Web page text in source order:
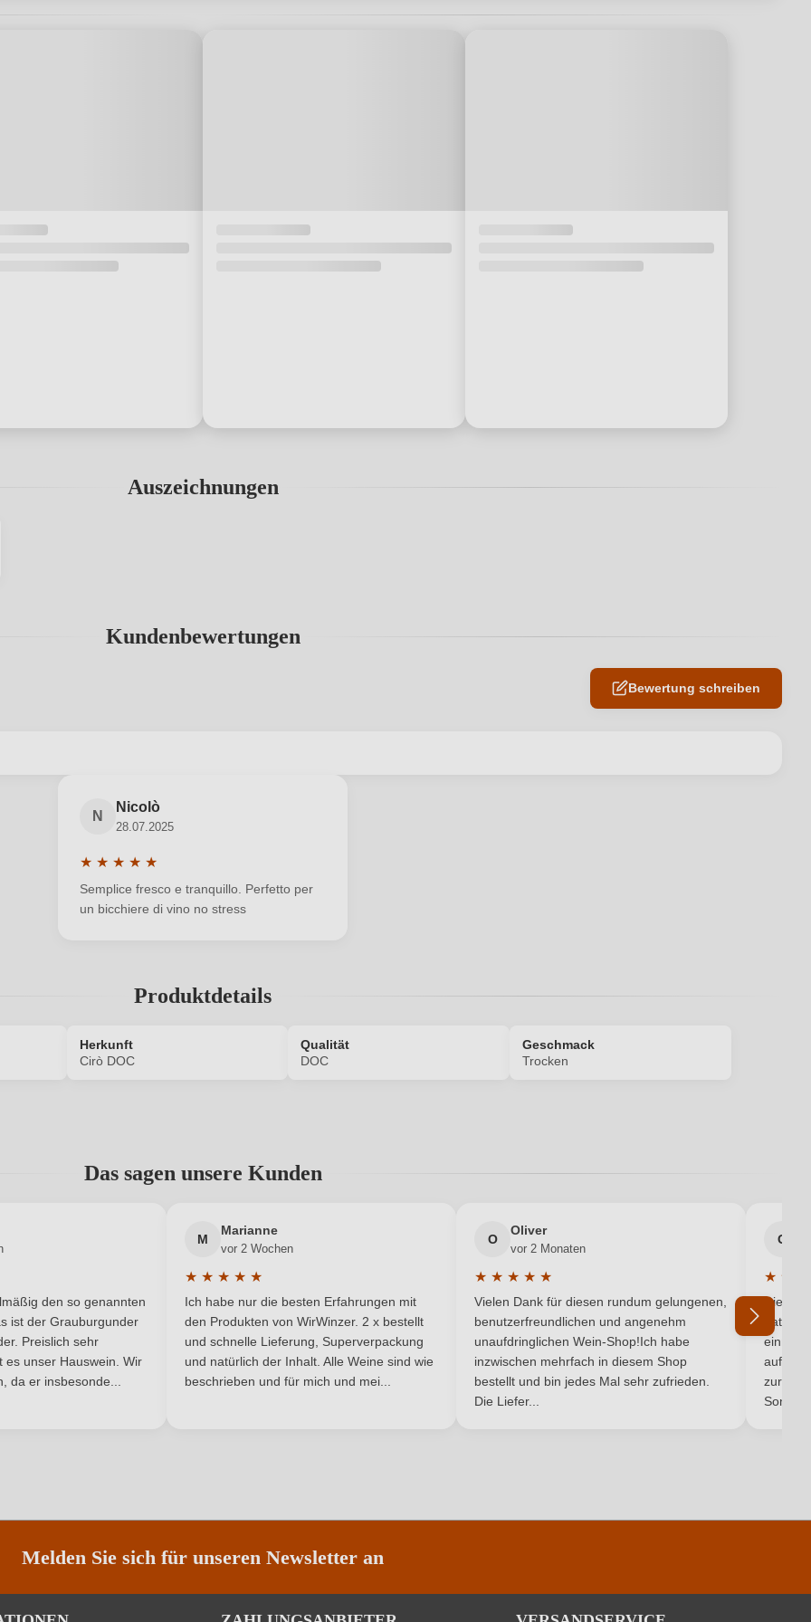
Auszeichnungen
Kundenbewertungen
Bewertung schreiben
Neuer Kunde?
N
Nicolò
28.07.2025
★ ★ ★ ★ ★
Durchschnittliche Bewertung von 5 von 5 Sternen
Semplice fresco e tranquillo. Perfetto per
un bicchiere di vino no stress
Produktdetails
Herkunft
Cirò DOC
Qualität
DOC
Geschmack
Trocken
Vinibuoni Geographische Angabe
Inhalt 6 x 0,75 L
Land Italien
Rebsorte Gaglioppo
Rot
342 kJ / 82 kcal
Das sagen unsere Kunden
Sternen
Bewertung von 5 von 5 Sternen
den so genannten
ist der Grauburgunder
Preislich sehr
es unser Hauswein. Wir
da er insbesonde...
M
Marianne
vor 2 Wochen
★ ★ ★ ★ ★
Durchschnittliche Bewertung von 5 von 5 Sternen
Ich habe nur die besten Erfahrungen mit
den Produkten von WirWinzer. 2 x bestellt
und schnelle Lieferung, Superverpackung
und natürlich der Inhalt. Alle Weine sind wie
beschrieben und für mich und mei...
O
Oliver
vor 2 Monaten
★ ★ ★ ★ ★
Durchschnittliche Bewertung von 5 von 5 Sternen
Vielen Dank für diesen rundum gelungenen,
benutzerfreundlichen und angenehm
unaufdringlichen Wein-Shop!Ich habe
inzwischen mehrfach in diesem Shop
bestellt und bin jedes Mal sehr zufrieden.
Die Liefer...
G
★ ★
Die
hat
einmal
auf
zurück
Son...
Melden Sie sich für unseren Newsletter an